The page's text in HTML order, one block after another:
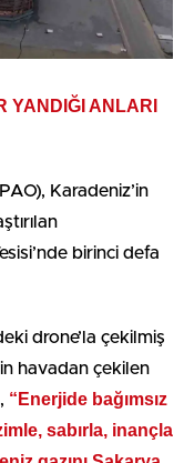
YANDIĞI ANLARI
Karadeniz’in
birinci defa
drone’la çekilmiş
havadan çekilen
“Enerjide bağımsız
sabırla, inançla